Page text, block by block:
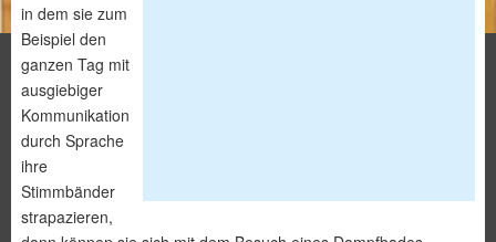
in dem sie zum
Beispiel den
ganzen Tag mit
ausgiebiger
Kommunikation
durch Sprache
ihre
Stimmbänder
strapazieren,